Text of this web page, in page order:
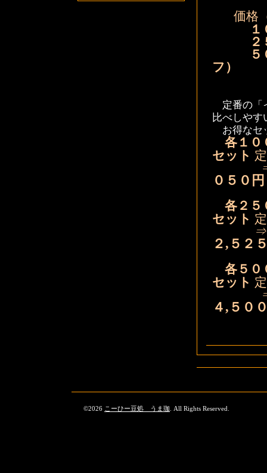
価格
２５０
５００
フ）
定番の「
比べしやす
お得なセ
各１０
セット
０５０円
各２５
セット
２,５２
各５０
セット
４,５０
©2026 こーひー豆処 うま珈 . All Rights Reserved.